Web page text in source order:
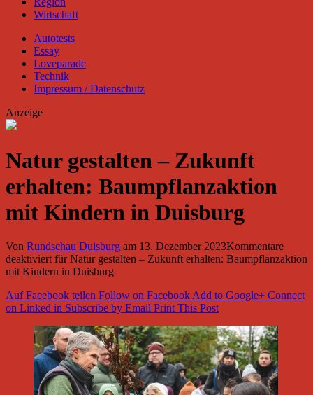
Wirtschaft
Autotests
Essay
Loveparade
Technik
Impressum / Datenschutz
Anzeige
Natur gestalten – Zukunft
erhalten: Baumpflanzaktion
mit Kindern in Duisburg
Von Rundschau Duisburg am 13. Dezember 2023Kommentare
deaktiviertfür Natur gestalten – Zukunft erhalten: Baumpflanzaktion
mit Kindern in Duisburg
Auf Facebook teilen Follow on FacebookAdd to Google+ Connect
on Linked in Subscribe by Email Print This Post